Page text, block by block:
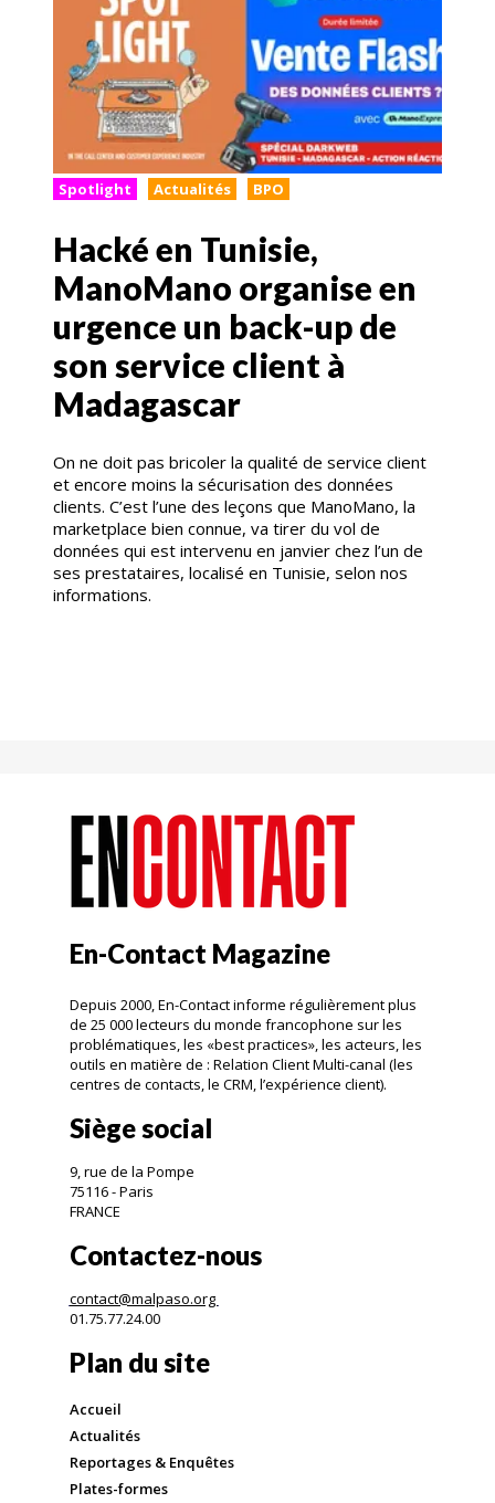
Spotlight Actualités BPO
Hacké en Tunisie,
ManoMano organise en
urgence un back-up de
son service client à
Madagascar
On ne doit pas bricoler la qualité de service client
et encore moins la sécurisation des données
clients. C’est l’une des leçons que ManoMano, la
marketplace bien connue, va tirer du vol de
données qui est intervenu en janvier chez l’un de
ses prestataires, localisé en Tunisie, selon nos
informations.
En-Contact Magazine
Depuis 2000, En-Contact informe régulièrement plus
de 25 000 lecteurs du monde francophone sur les
problématiques, les «best practices», les acteurs, les
outils en matière de : Relation Client Multi-canal (les
centres de contacts, le CRM, l’expérience client).
Siège social
9, rue de la Pompe
75116 - Paris
FRANCE
Contactez-nous
contact@malpaso.org
01.75.77.24.00
Plan du site
Accueil
Actualités
Reportages & Enquêtes
Plates-formes